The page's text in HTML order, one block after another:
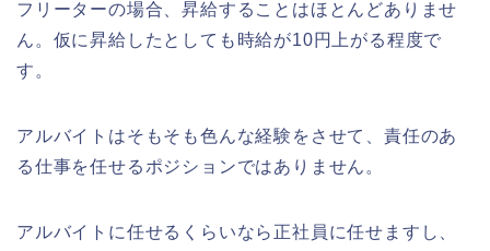
フリーターの場合、昇給することはほとんどありませ
ん。仮に昇給したとしても時給が10円上がる程度で
す。
アルバイトはそもそも色んな経験をさせて、責任のあ
る仕事を任せるポジションではありません。
アルバイトに任せるくらいなら正社員に任せますし、